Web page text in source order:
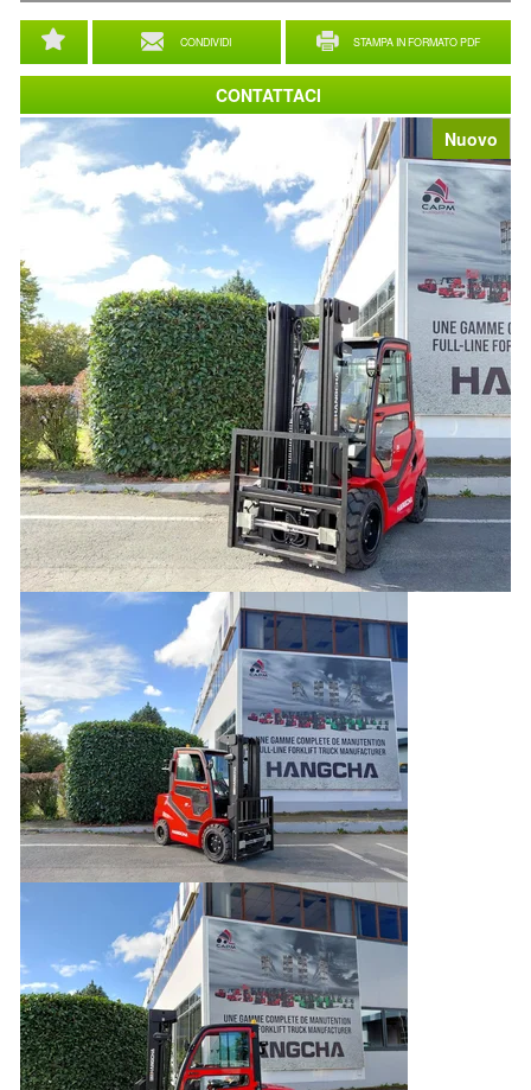
Nuovo
CONDIVIDI STAMPA IN FORMATO PDF
CONTATTACI